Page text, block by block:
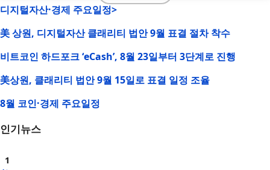
디지털자산·경제 주요일정>
美 상원, 디지털자산 클래리티 법안 9월 표결 절차 착수
비트코인 하드포크 ‘eCash’, 8월 23일부터 3단계로 진행
美상원, 클래리티 법안 9월 15일로 표결 일정 조율
8월 코인·경제 주요일정
인기뉴스